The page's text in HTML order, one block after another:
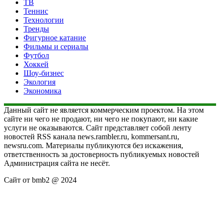
ТВ
Теннис
Технологии
Тренды
Фигурное катание
Фильмы и сериалы
Футбол
Хоккей
Шоу-бизнес
Экология
Экономика
Данный сайт не является коммерческим проектом. На этом
сайте ни чего не продают, ни чего не покупают, ни какие
услуги не оказываются. Сайт представляет собой ленту
новостей RSS канала news.rambler.ru, kommersant.ru,
newsru.com. Материалы публикуются без искажения,
ответственность за достоверность публикуемых новостей
Администрация сайта не несёт.
Сайт от bmb2 @ 2024